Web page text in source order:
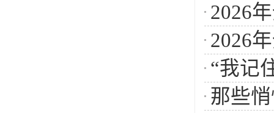
2026
2026
“我记
那些